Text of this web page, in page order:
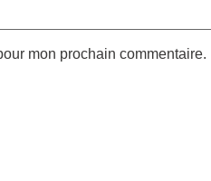
mon prochain commentaire.